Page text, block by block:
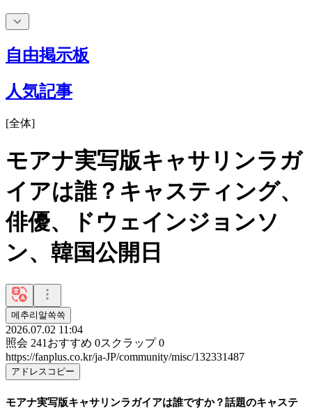
自由掲示板
人気記事
[全体]
モアナ実写版キャサリンラガ
イアは誰？キャスティング、
俳優、ドウェインジョンソ
ン、韓国公開日
메추리알쏙쏙
2026.07.02 11:04
照会 241 おすすめ 0スクラップ 0
https://fanplus.co.kr/ja-JP/community/misc/132331487
アドレスコピー
モアナ実写版キャサリンラガイアは誰ですか？話題のキャステ